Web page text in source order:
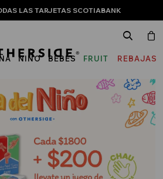
LAS TARJETAS SCOTIABANK
NIÑO BEBÉS
FRUIT
THE
LOOM
REBAJAS